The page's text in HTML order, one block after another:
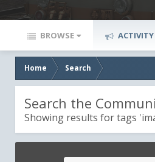
BROWSE ACTIVITY
Home Search
Search the
Showing results for tags